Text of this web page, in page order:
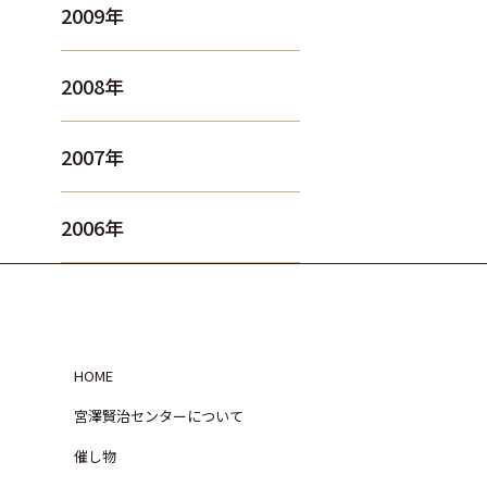
2009年
2008年
2007年
2006年
HOME
宮澤賢治センターについて
催し物